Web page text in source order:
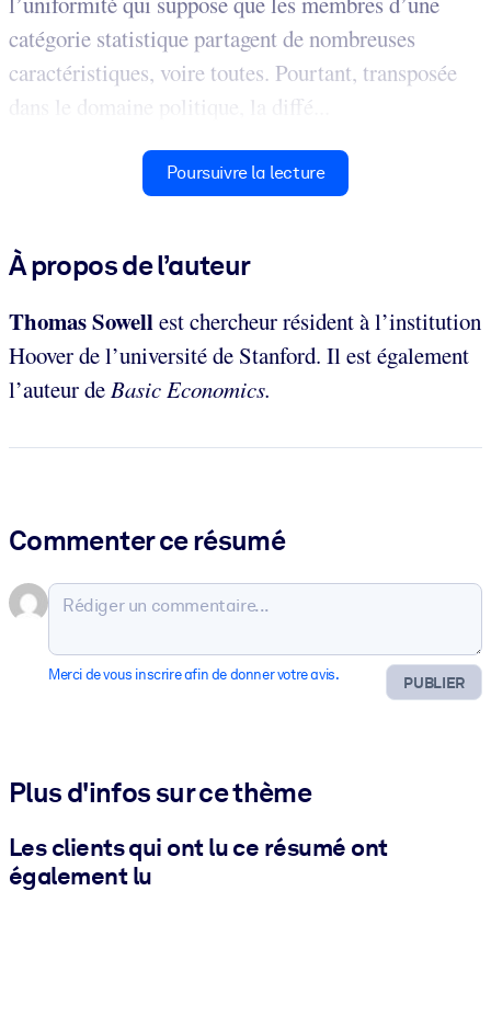
catégorie statistique partagent de nombreuses
caractéristiques, voire toutes. Pourtant, transposée
dans le domaine politique, la diffé...
Poursuivre la lecture
À propos de l’auteur
Thomas Sowellest chercheur résident à l’institution
Hoover de l’université de Stanford. Il est également
l’auteur deBasic Economics.
Commenter ce résumé
PUBLIER
Merci de vous inscrire afin de donner votre avis.
Plus d'infos sur ce thème
Les clients qui ont lu ce résumé ont
également lu